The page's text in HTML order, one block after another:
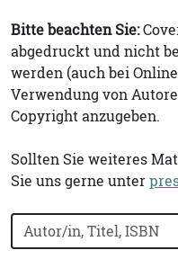
Bitte beachten Sie:
abgedruckt und nicht
werden (auch bei
Verwendung von
Copyright anzugeben.
Sollten Sie weiteres
Sie uns gerne unter
Bücher nach Buchtitel,